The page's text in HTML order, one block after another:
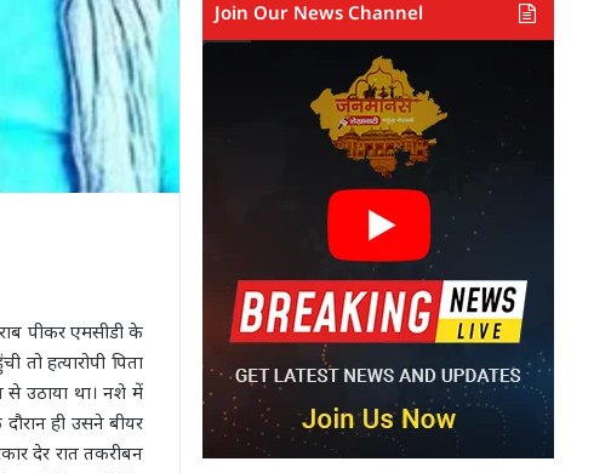
पीकर एमसीडी के
हत्यारोपी पिता
से उठाया था। नशे में
ही उसने बीयर
देर रात तकरीबन
Join Our News Channel